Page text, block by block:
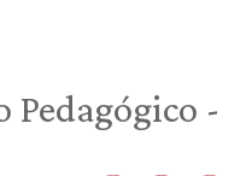
Pedagógico -